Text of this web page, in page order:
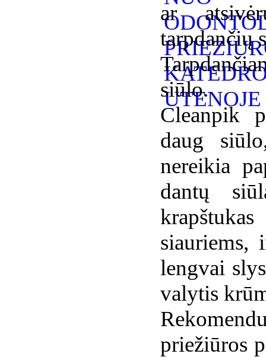
ar
tarpdančių
siūlo.
Cleanpik
daug
nereikia
dantų
siauriems,
lengvai
valytis
priežiūros